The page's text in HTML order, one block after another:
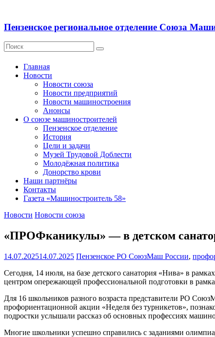
Пензенское региональное отделение Союза
Главная
Новости
Новости союза
Новости предприятий
Новости машиностроения
Анонсы
О союзе машиностроителей
Пензенское отделение
История
Цели и задачи
Музей Трудовой Доблести
Молодёжная политика
Донорство крови
Наши партнёры
Контакты
Газета «Машиностроитель 58»
Новости Новости союза
«ПРОФканикулы» — в детском
14.07.202514.07.2025 Пензенское РО СоюзМаш России,
Сегодня, 14 июля, на базе детского санатория «Нива» в
центром опережающей профессиональной подготовки в
Для 16 школьников разного возраста представители РО
профориентационной акции «Неделя без турникетов»,
подростки услышали рассказ об основных профессиях
Многие школьники успешно справились с заданиями